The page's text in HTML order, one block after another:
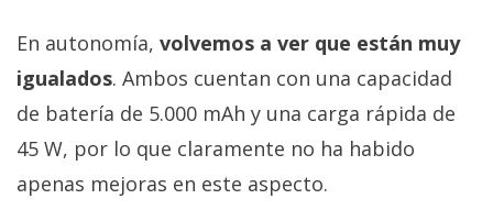
En autonomía, volvemos a ver que están muy
igualados. Ambos cuentan con una capacidad
de batería de 5.000 mAh y una carga rápida de
45 W, por lo que claramente no ha habido
apenas mejoras en este aspecto.